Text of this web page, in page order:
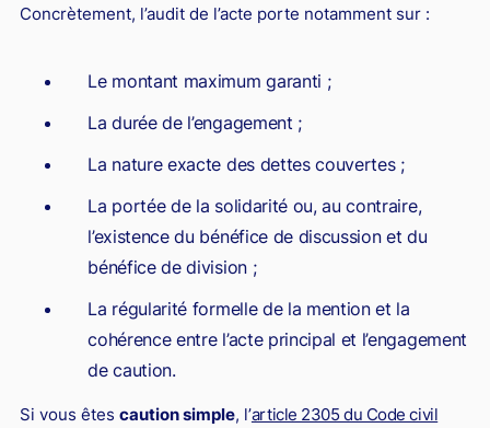
Concrètement, l’audit de l’acte porte notamment sur :
Le montant maximum garanti ;
La durée de l’engagement ;
La nature exacte des dettes couvertes ;
La portée de la solidarité ou, au contraire,
l’existence du bénéfice de discussion et du
bénéfice de division ;
La régularité formelle de la mention et la
cohérence entre l’acte principal et l’engagement
de caution.
Si vous êtes caution simple, l’article 2305 du Code civil